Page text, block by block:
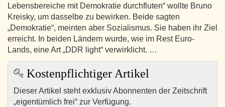
Lebensbereiche mit Demokratie durchfluten“ wollte Bruno
Kreisky, um dasselbe zu bewirken. Beide sagten
„Demokratie“, meinten aber Sozialismus. Sie haben ihr Ziel
erreicht. In beiden Ländern wurde, wie im Rest Euro-
Lands, eine Art „DDR light“ verwirklicht. …
Kostenpflichtiger Artikel
Dieser Artikel steht exklusiv Abonnenten der Zeitschrift
„eigentümlich frei“ zur Verfügung.